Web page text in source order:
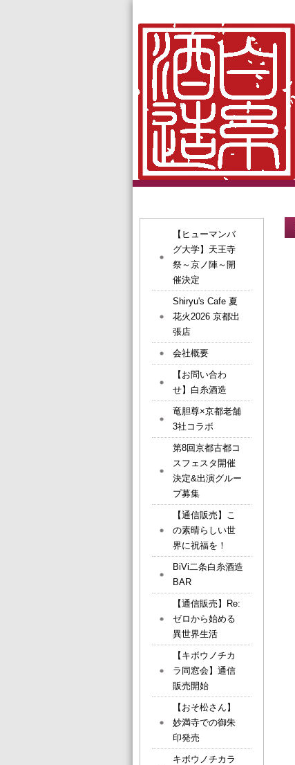
【ヒューマンバ
グ大学】天王寺
祭～京ノ陣～開
催決定
Shiryu's Cafe 夏
花火2026 京都出
張店
会社概要
【お問い合わ
せ】白糸酒造
竜胆尊×京都老舗
3社コラボ
第8回京都古都コ
スフェスタ開催
決定&出演グルー
プ募集
【通信販売】こ
の素晴らしい世
界に祝福を！
BiVi二条白糸酒造
BAR
【通信販売】Re:
ゼロから始める
異世界生活
【キボウノチカ
ラ同窓会】通信
販売開始
【おそ松さん】
妙満寺での御朱
印発売
キボウノチカラ